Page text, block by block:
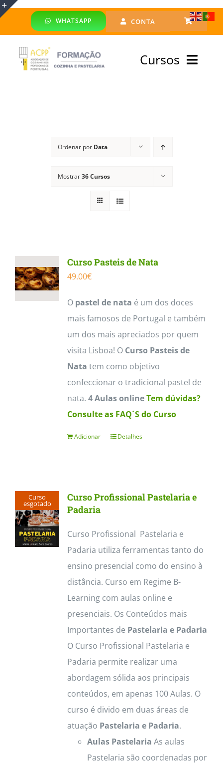
Skip
WHATSAPP CONTA
Cursos
Financiado
Ordenar por Data
Mostrar36 Cursos
Curso Pasteis de Nata
49.00€
O pastel de nata é um dos doces
mais famosos de Portugal e também
um dos mais apreciados por quem
visita Lisboa! O Curso Pasteis de
Nata tem como objetivo
confeccionar o tradicional pastel de
nata. 4 Aulas onlineTem dúvidas?
Consulte as FAQ´S do Curso
Adicionar Detalhes
Curso
esgotado
Curso Profissional Pastelaria e
Padaria
Curso Profissional Pastelaria e
Padaria utiliza ferramentas tanto do
ensino presencial como do ensino à
distância. Curso em Regime B-
Learning com aulas online e
presenciais. Os Conteúdos mais
Importantes de Pastelaria e Padaria
O Curso Profissional Pastelaria e
Padaria permite realizar uma
abordagem sólida aos principais
conteúdos, em apenas 100 Aulas. O
curso é divido em duas áreas de
atuação Pastelaria e Padaria.
Aulas Pastelaria As aulas
Pastelaria são coordenadas por